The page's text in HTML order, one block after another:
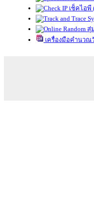
เช็คไอพี
สุ่
เครื่องมือคำนวณ